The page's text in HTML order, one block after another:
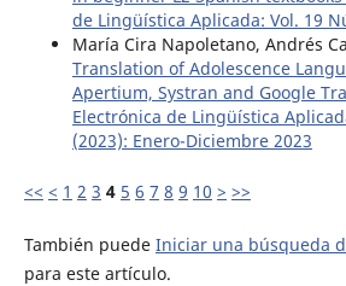
de Lingüística Aplicada: Vol. 19
María Cira Napoletano, Andrés
Translation of Adolescence
Apertium, Systran and Google
Electrónica de Lingüística
(2023): Enero-Diciembre 2023
<< < 1 2 3 4 5 6 7 8 9 10 > >>
También puede Iniciar una búsqueda
para este artículo.